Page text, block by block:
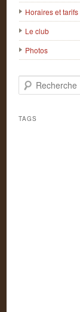
Horaires et tarifs
Le club
Photos
Recherche
TAGS